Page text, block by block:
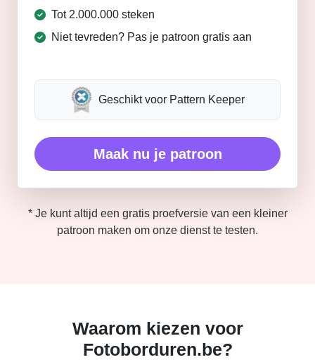
Tot 2.000.000 steken
Niet tevreden? Pas je patroon gratis aan
Geschikt voor Pattern Keeper
Maak nu je patroon
* Je kunt altijd een gratis proefversie van een kleiner
patroon maken om onze dienst te testen.
Waarom kiezen voor
Fotoborduren.be?